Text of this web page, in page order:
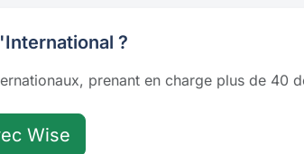
?
prenant en charge plus de 40
Wise